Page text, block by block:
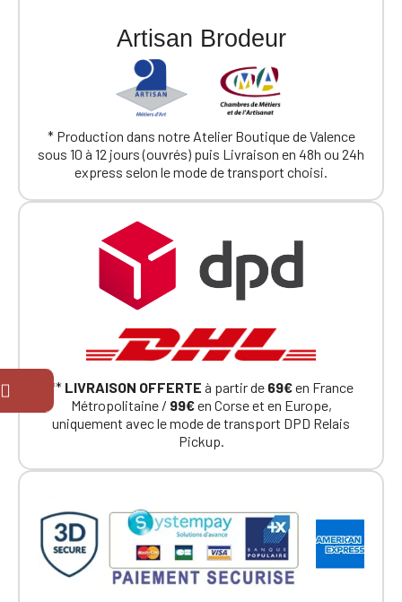
Artisan Brodeur
* Production dans notre Atelier Boutique de Valence
sous 10 à 12 jours (ouvrés) puis Livraison en 48h ou 24h
express selon le mode de transport choisi.
** LIVRAISON OFFERTE à partir de 69€en France
Métropolitaine / 99€en Corse et en Europe,
uniquement avec le mode de transport DPD Relais
Pickup.